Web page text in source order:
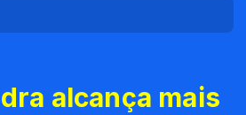
alcança mais